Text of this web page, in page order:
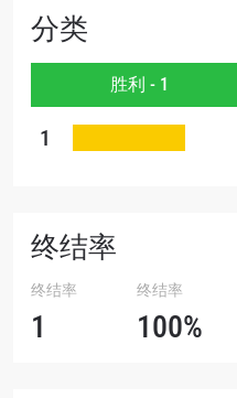
分类
胜利 - 1
1
终结率
终结率
1
终结率
100%
查看集锦
名字